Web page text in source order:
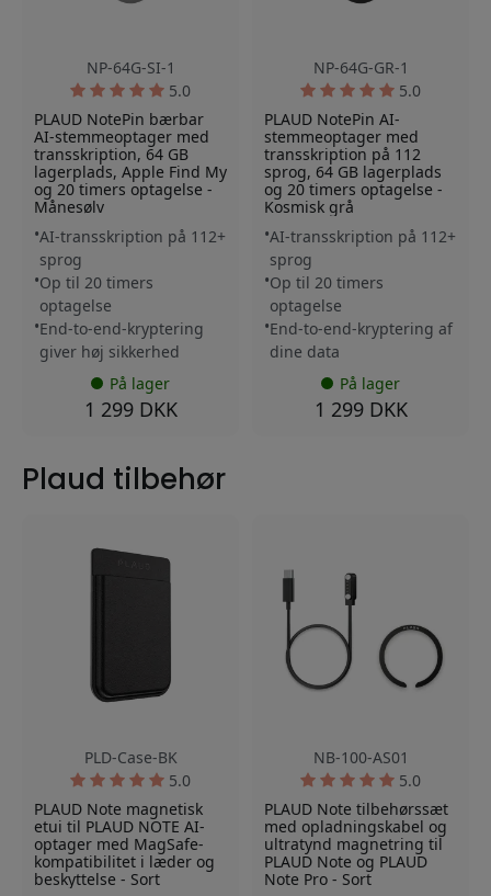
NP-64G-SI-1
5.0
PLAUD NotePin bærbar
AI-stemmeoptager med
transskription, 64 GB
lagerplads, Apple Find My
og 20 timers optagelse -
Månesølv
AI-transskription på 112+
sprog
Op til 20 timers
optagelse
End-to-end-kryptering
giver høj sikkerhed
På lager
1 299 DKK
NP-64G-GR-1
5.0
PLAUD NotePin AI-
stemmeoptager med
transskription på 112
sprog, 64 GB lagerplads
og 20 timers optagelse -
Kosmisk grå
AI-transskription på 112+
sprog
Op til 20 timers
optagelse
End-to-end-kryptering af
dine data
På lager
1 299 DKK
Plaud tilbehør
PLD-Case-BK
5.0
PLAUD Note magnetisk
etui til PLAUD NOTE AI-
optager med MagSafe-
kompatibilitet i læder og
beskyttelse - Sort
NB-100-AS01
5.0
PLAUD Note tilbehørssæt
med opladningskabel og
ultratynd magnetring til
PLAUD Note og PLAUD
Note Pro - Sort